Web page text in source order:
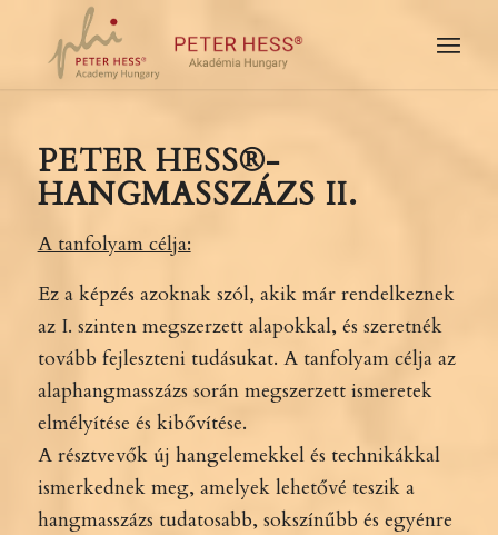
PETER HESS®-
HANGMASSZÁZS II.
A tanfolyam célja:
Ez a képzés azoknak szól, akik már rendelkeznek
az I. szinten megszerzett alapokkal, és szeretnék
tovább fejleszteni tudásukat. A tanfolyam célja az
alaphangmasszázs során megszerzett ismeretek
elmélyítése és kibővítése.
A résztvevők új hangelemekkel és technikákkal
ismerkednek meg, amelyek lehetővé teszik a
hangmasszázs tudatosabb, sokszínűbb és egyénre